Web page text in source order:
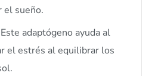
el sueño.
adaptógeno ayuda al
el estrés al equilibrar los